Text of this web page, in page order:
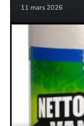
11 mars 2026